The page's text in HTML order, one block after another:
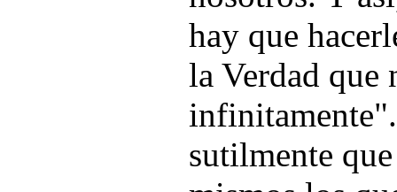
hay que
la Verdad que
sutilmente